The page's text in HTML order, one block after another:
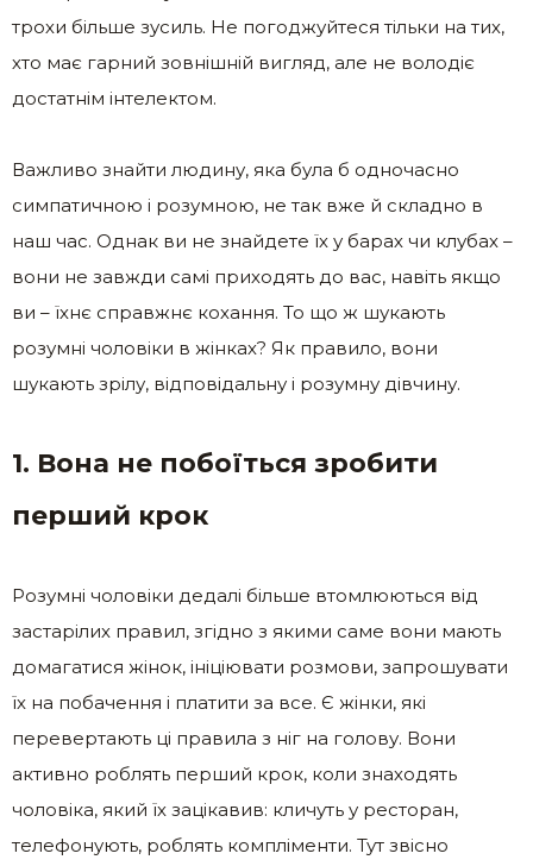
трохи більше зусиль. Не погоджуйтеся тільки на тих,
хто має гарний зовнішній вигляд, але не володіє
достатнім інтелектом.
Важливо знайти людину, яка була б одночасно
симпатичною і розумною, не так вже й складно в
наш час. Однак ви не знайдете їх у барах чи клубах –
вони не завжди самі приходять до вас, навіть якщо
ви – їхнє справжнє кохання. То що ж шукають
розумні чоловіки в жінках? Як правило, вони
шукають зрілу, відповідальну і розумну дівчину.
1. Вона не побоїться зробити
перший крок
Розумні чоловіки дедалі більше втомлюються від
застарілих правил, згідно з якими саме вони мають
домагатися жінок, ініціювати розмови, запрошувати
їх на побачення і платити за все. Є жінки, які
перевертають ці правила з ніг на голову. Вони
активно роблять перший крок, коли знаходять
чоловіка, який їх зацікавив: кличуть у ресторан,
телефонують, роблять компліменти. Тут звісно